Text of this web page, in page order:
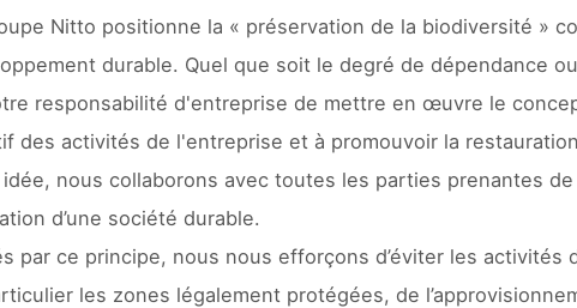
Nitto positionne la « préservation de la biodiversité »
durable. Quel que soit le degré de dépendance
responsabilité d'entreprise de mettre en œuvre le
des activités de l'entreprise et à promouvoir la
nous collaborons avec toutes les parties prenantes
d’une société durable.
par ce principe, nous nous efforçons d’éviter les
les zones légalement protégées, de